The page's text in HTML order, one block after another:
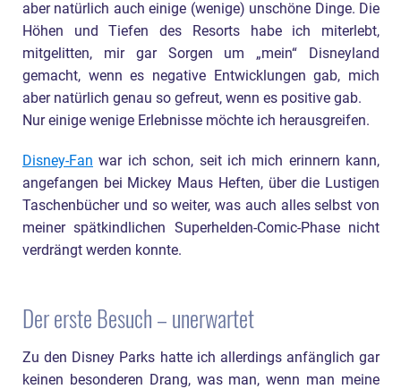
aber natürlich auch einige (wenige) unschöne Dinge. Die
Höhen und Tiefen des Resorts habe ich miterlebt,
mitgelitten, mir gar Sorgen um „mein“ Disneyland
gemacht, wenn es negative Entwicklungen gab, mich
aber natürlich genau so gefreut, wenn es positive gab.
Nur einige wenige Erlebnisse möchte ich herausgreifen.
Disney-Fan war ich schon, seit ich mich erinnern kann,
angefangen bei Mickey Maus Heften, über die Lustigen
Taschenbücher und so weiter, was auch alles selbst von
meiner spätkindlichen Superhelden-Comic-Phase nicht
verdrängt werden konnte.
Der erste Besuch – unerwartet
Zu den Disney Parks hatte ich allerdings anfänglich gar
keinen besonderen Drang, was man, wenn man meine